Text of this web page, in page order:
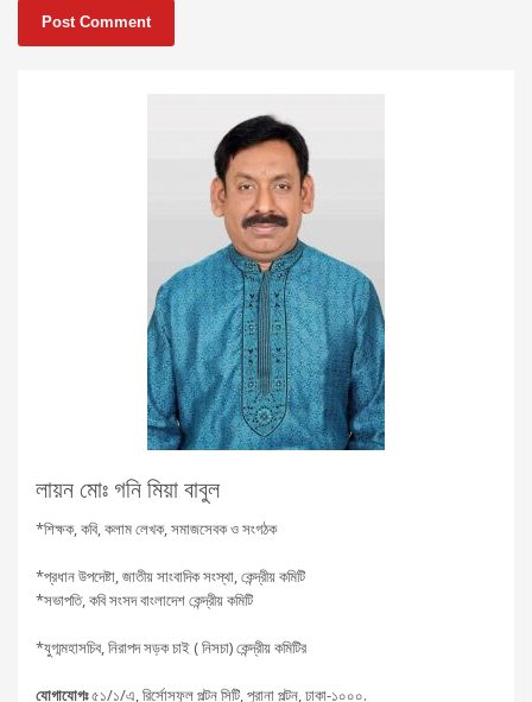
লায়ন মোঃ গনি মিয়া বাবুল
*শিক্ষক, কবি, কলাম লেখক, সমাজসেবক ও সংগঠক
*প্রধান উপদেষ্টা, জাতীয় সাংবাদিক সংস্থা, কেন্দ্রীয় কমিটি
*সভাপতি, কবি সংসদ বাংলাদেশ কেন্দ্রীয় কমিটি
*যুগ্মমহাসচিব, নিরাপদ সড়ক চাই ( নিসচা) কেন্দ্রীয় কমিটির
যোগাযোগঃ৫১/১/এ, রির্সোসফুল পল্টন সিটি, পুরানা পল্টন, ঢাকা-১০০০.